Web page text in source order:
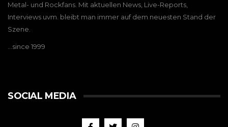
Metal- und Rockfans. Mit aktuellen News, Live-Reports,
Interviews uvm. bleibt man immer auf dem neuesten Stand der
Szene.
…since 1999
SOCIAL MEDIA